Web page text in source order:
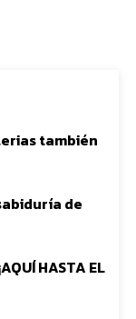
también
de
HASTA EL